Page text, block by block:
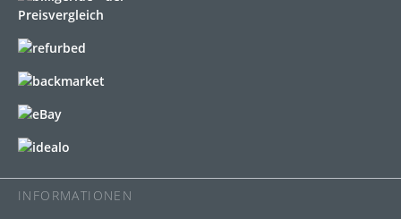
INFORMATIONEN